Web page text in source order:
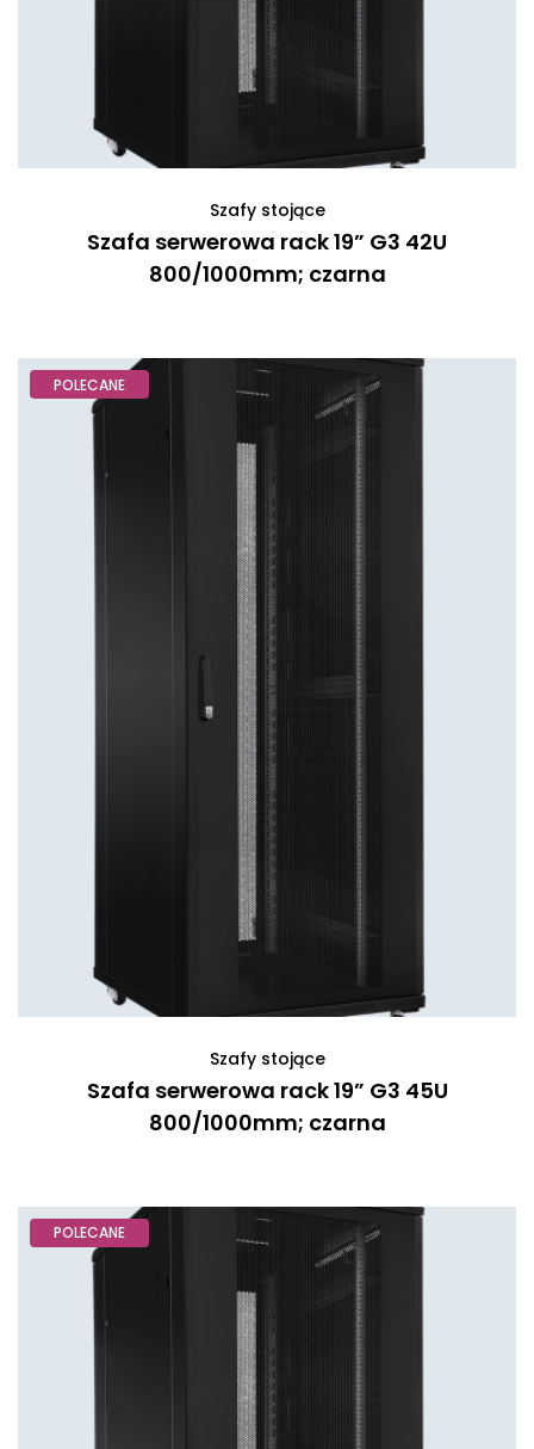
Szafy stojące
Szafa serwerowa rack 19” G3 42U
800/1000mm; czarna
POLECANE
Szafy stojące
Szafa serwerowa rack 19” G3 45U
800/1000mm; czarna
POLECANE